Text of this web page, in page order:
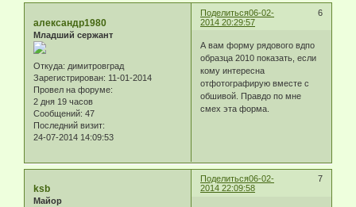
Поделиться 6
06-02-
2014 20:29:57
александр1980
Младший сержант
Откуда: димитровград
Зарегистрирован: 11-01-2014
Провел на форуме:
2 дня 19 часов
Сообщений: 47
Последний визит:
24-07-2014 14:09:53
А вам форму рядового вдпо
образца 2010 показать, если
кому интересна
отфотографирую вместе с
обшивой. Правдо по мне
смех эта форма.
Поделиться 7
06-02-
2014 22:09:58
ksb
Майор